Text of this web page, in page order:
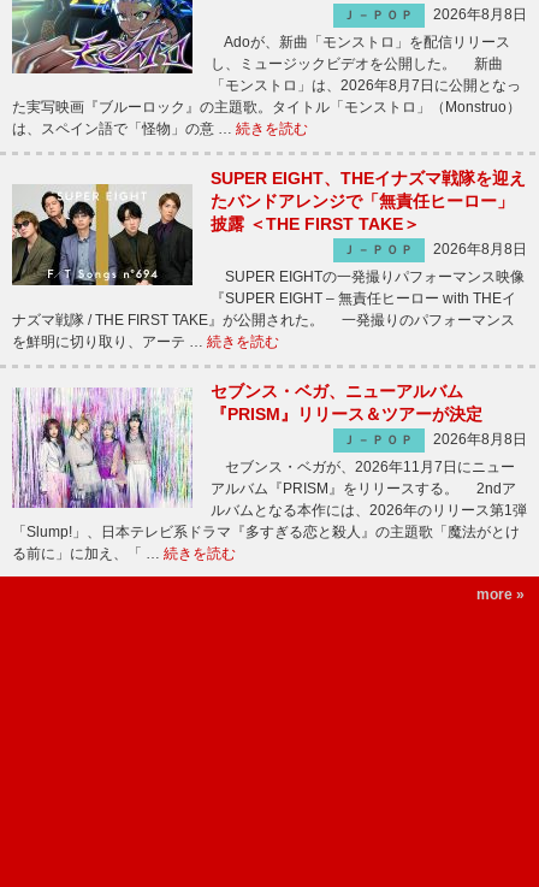
Ｊ－ＰＯＰ
2026年8月8日
Adoが、新曲「モンストロ」を配信リリース
し、ミュージックビデオを公開した。 新曲
「モンストロ」は、2026年8月7日に公開となっ
た実写映画『ブルーロック』の主題歌。タイトル「モンストロ」（Monstruo）
は、スペイン語で「怪物」の意 … 続きを読む
SUPER EIGHT、THEイナズマ戦隊を迎え
たバンドアレンジで「無責任ヒーロー」
披露 ＜THE FIRST TAKE＞
Ｊ－ＰＯＰ
2026年8月8日
SUPER EIGHTの一発撮りパフォーマンス映像
『SUPER EIGHT – 無責任ヒーロー with THEイ
ナズマ戦隊 / THE FIRST TAKE』が公開された。 一発撮りのパフォーマンス
を鮮明に切り取り、アーテ … 続きを読む
セブンス・ベガ、ニューアルバム
『PRISM』リリース＆ツアーが決定
Ｊ－ＰＯＰ
2026年8月8日
セブンス・ベガが、2026年11月7日にニュー
アルバム『PRISM』をリリースする。 2ndア
ルバムとなる本作には、2026年のリリース第1弾
「Slump!」、日本テレビ系ドラマ『多すぎる恋と殺人』の主題歌「魔法がとけ
る前に」に加え、「 … 続きを読む
more »